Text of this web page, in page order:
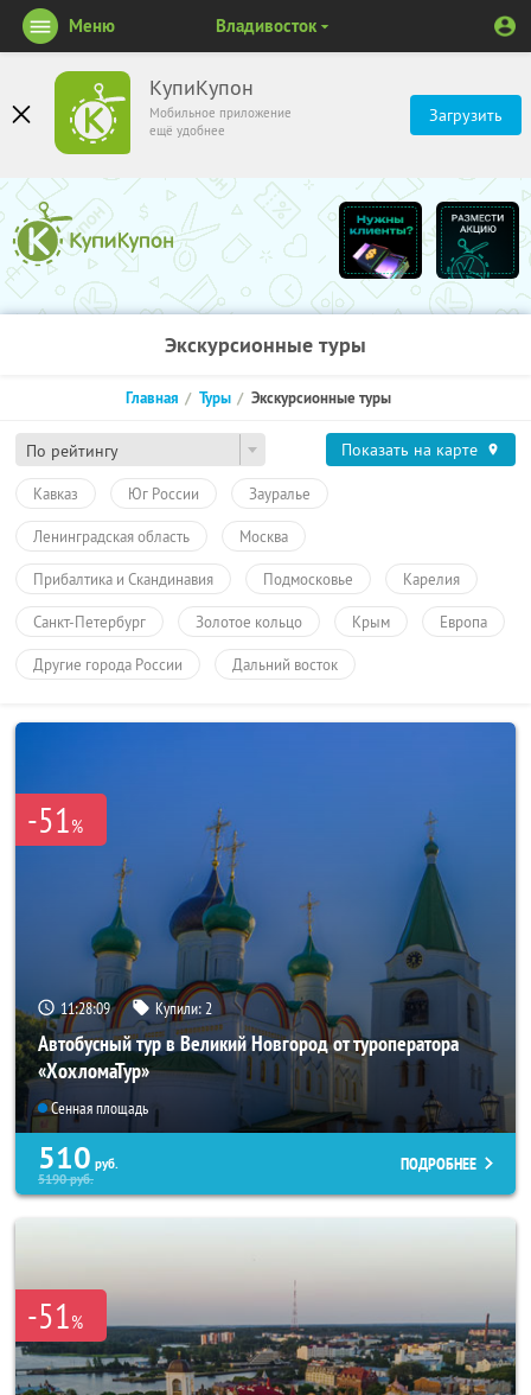
КупиКупон
Мобильное приложение
ещё удобнее
Загрузить
Меню Владивосток
Экскурсионные туры
По рейтингу
Главная Туры Экскурсионные туры
Показать на карте
Кавказ Юг России Зауралье
Ленинградская область Москва
Прибалтика и Скандинавия Подмосковье Карелия
Санкт-Петербург Золотое кольцо Крым Европа
Другие города России Дальний восток
-51%
11:28:07 Купили: 2
Автобусный тур в Великий Новгород от туроператора
«ХохломаТур»
Сенная площадь
510 руб.
5190руб.
ПОДРОБНЕЕ
-51%